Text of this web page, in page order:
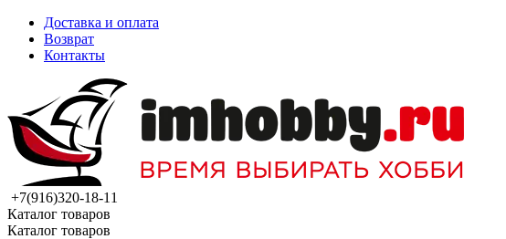
Доставка и оплата
Возврат
Контакты
+7(916)320-18-11
Каталог товаров
Каталог товаров